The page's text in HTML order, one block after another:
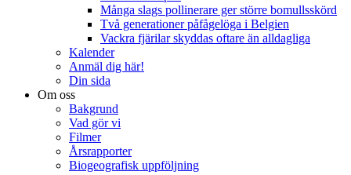
Många slags pollinerare ger större bomullsskörd
Två generationer påfågelöga i Belgien
Vackra fjärilar skyddas oftare än alldagliga
Kalender
Anmäl dig här!
Din sida
Om oss
Bakgrund
Vad gör vi
Filmer
Årsrapporter
Biogeografisk uppföljning